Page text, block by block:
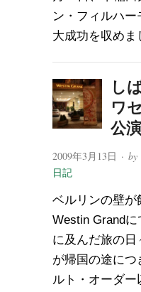
ン・フィルハー
大成功を収め
し
ワ
公
2009年3月13日 · by
日記
ベルリンの壁が
Westin Grand
に及んだ旅の
が帰国の途につ
ルト・オーダ